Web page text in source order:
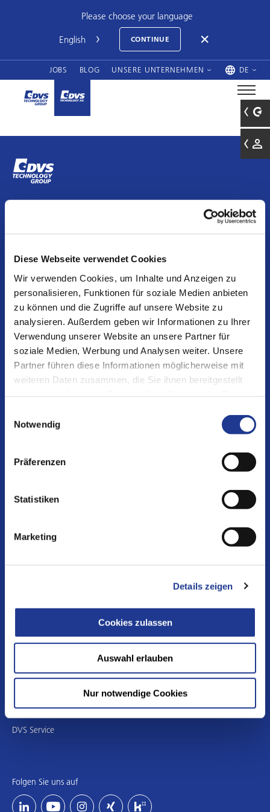
Diese Webseite verwendet Cookies
Wir verwenden Cookies, um Inhalte und Anzeigen zu
personalisieren, Funktionen für soziale Medien anbieten
zu können und die Zugriffe auf unsere Website zu
analysieren. Außerdem geben wir Informationen zu Ihrer
Verwendung unserer Website an unsere Partner für
soziale Medien, Werbung und Analysen weiter. Unsere
Partner führen diese Informationen möglicherweise mit
weiteren Daten zusammen, die Sie ihnen bereitgestellt
Notwendig
Präferenzen
Statistiken
Marketing
Details zeigen
Cookies zulassen
Auswahl erlauben
Nur notwendige Cookies
Please choose your language
CONTINUE
JOBS BLOG UNSERE UNTERNEHMEN DE
c/o DVS TECHNOLOGY AG
63128 Dietzenbach
Germany
T +49 6074 30406-0
F +49 6074 30406-55
Einfo@dvs-technology.com
UNSERE UNTERNEHMEN:
BUDERUS Schleiftechnik
DVS Services & Tools
NAXOS-DISKUS Schleifmittelwerke
DISKUS WERKE Schleiftechnik
DVS Service
Folgen Sie uns auf